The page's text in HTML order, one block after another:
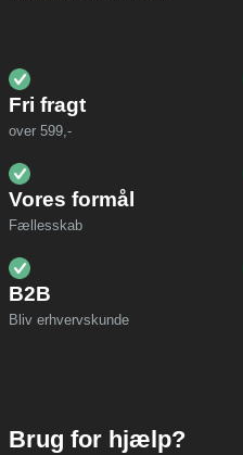
Fri fragt
over 599,-
Vores formål
Fællesskab
B2B
Bliv erhvervskunde
Brug for hjælp?